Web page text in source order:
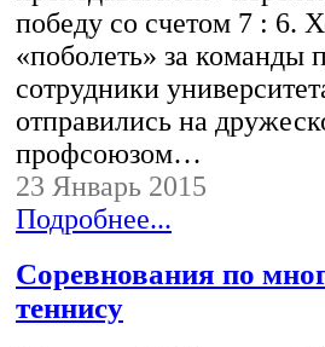
победу со счетом 7 : 6.
«поболеть» за команды
сотрудники
отправились на
профсоюзом…
23 Январь 2015
Подробнее...
Соревнования по
теннису